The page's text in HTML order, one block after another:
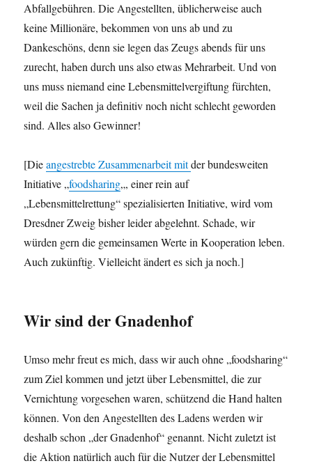
Abfallgebühren. Die Angestellten, üblicherweise auch
keine Millionäre, bekommen von uns ab und zu
Dankeschöns, denn sie legen das Zeugs abends für uns
zurecht, haben durch uns also etwas Mehrarbeit. Und von
uns muss niemand eine Lebensmittelvergiftung fürchten,
weil die Sachen ja definitiv noch nicht schlecht geworden
sind. Alles also Gewinner!
[Dieangestrebte Zusammenarbeit mitder bundesweiten
Initiative „foodsharing„, einer rein auf
„Lebensmittelrettung“ spezialisierten Initiative, wird vom
Dresdner Zweig bisher leider abgelehnt. Schade, wir
würden gern die gemeinsamen Werte in Kooperation leben.
Auch zukünftig. Vielleicht ändert es sich ja noch.]
Wir sind der Gnadenhof
Umso mehr freut es mich, dass wir auch ohne „foodsharing“
zum Ziel kommen und jetzt über Lebensmittel, die zur
Vernichtung vorgesehen waren, schützend die Hand halten
können. Von den Angestellten des Ladens werden wir
deshalb schon „der Gnadenhof“ genannt. Nicht zuletzt ist
die Aktion natürlich auch für die Nutzer der Lebensmittel